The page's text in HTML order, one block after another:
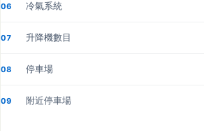
06 冷氣系統
07 升降機數目
08 停車場
09 附近停車場